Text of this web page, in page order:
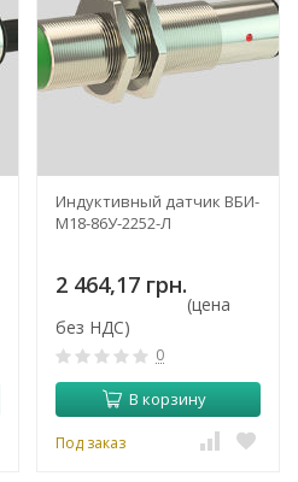
Индуктивный датчик ВБИ-
М18-86У-2252-Л
2 464,17 грн.
(цена
без НДС)
0
В корзину
Под заказ